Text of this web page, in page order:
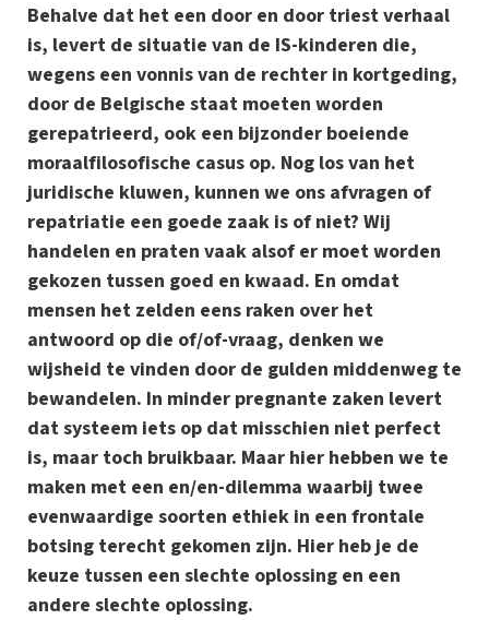
Behalve dat het een door en door triest verhaal
is, levert de situatie van de IS-kinderen die,
wegens een vonnis van de rechter in kortgeding,
door de Belgische staat moeten worden
gerepatrieerd, ook een bijzonder boeiende
moraalfilosofische casus op. Nog los van het
juridische kluwen, kunnen we ons afvragen of
repatriatie een goede zaak is of niet? Wij
handelen en praten vaak alsof er moet worden
gekozen tussen goed en kwaad. En omdat
mensen het zelden eens raken over het
antwoord op die of/of-vraag, denken we
wijsheid te vinden door de gulden middenweg te
bewandelen. In minder pregnante zaken levert
dat systeem iets op dat misschien niet perfect
is, maar toch bruikbaar. Maar hier hebben we te
maken met een en/en-dilemma waarbij twee
evenwaardige soorten ethiek in een frontale
botsing terecht gekomen zijn. Hier heb je de
keuze tussen een slechte oplossing en een
andere slechte oplossing.